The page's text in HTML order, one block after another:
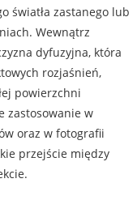
światła zastanego lub
Wewnątrz
dyfuzyjna, która
rozjaśnień,
powierzchni
zastosowanie w
oraz w fotografii
przejście między